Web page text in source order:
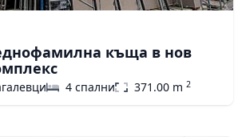
къща в нов
4 спални 371.00 m 2